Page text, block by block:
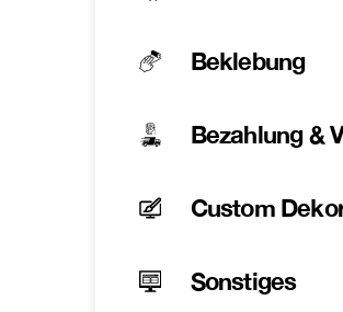
Beklebung
Bezahlung &
Custom
Sonstiges